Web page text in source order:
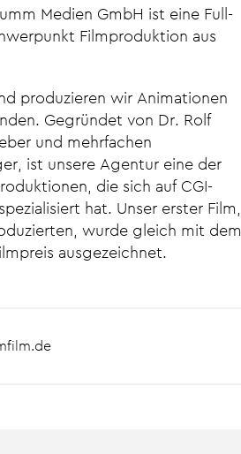
Medien GmbH ist eine Full-
Filmproduktion aus
produzieren wir Animationen
Gegründet von Dr. Rolf
und mehrfachen
ist unsere Agentur eine der
die sich auf CGI-
hat. Unser erster Film,
wurde gleich mit dem
ausgezeichnet.